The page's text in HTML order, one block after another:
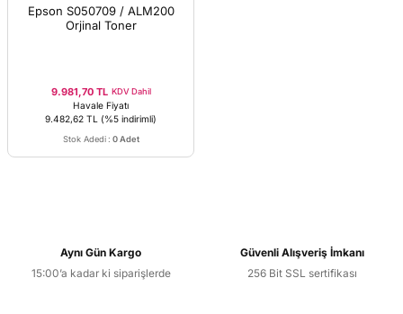
Epson S050709 / ALM200
Orjinal Toner
9.981,70 TL KDV Dahil
Havale Fiyatı
9.482,62 TL (%5 indirimli)
Stok Adedi : 0 Adet
Aynı Gün Kargo
15:00’a kadar ki siparişlerde
Güvenli Alışveriş İmkanı
256 Bit SSL sertifikası